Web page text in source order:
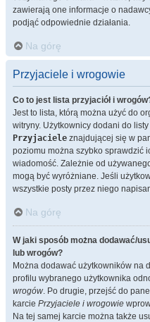
zawierają one informacje o
podjąć odpowiednie działania.
Na górę
Przyjaciele i wrogowie
Co to jest lista przyjaciół i
Jest to lista, którą można użyć do
witryny. Użytkownicy dodani do
Przyjaciele znajdującej się w
poziomu można szybko sprawdzić
wiadomość. Zależnie od
mogą być wyróżniane. Jeśli
wszystkie posty przez niego
Na górę
W jaki sposób można dodawać/
lub wrogów?
Można dodawać użytkowników na
profilu wybranego użytkownika
wrogów. Po drugie, przejść do
karcie Przyjaciele i wrogowie
Na tej samej karcie można także